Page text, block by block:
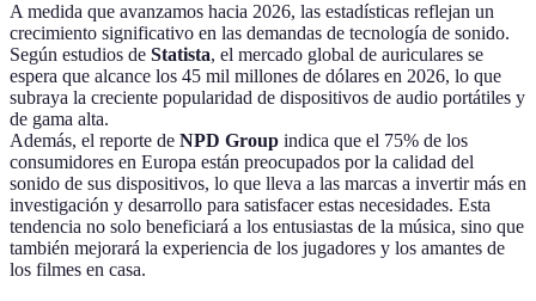
A medida que avanzamos hacia 2026, las estadísticas reflejan un
crecimiento significativo en las demandas de tecnología de sonido.
Según estudios de Statista, el mercado global de auriculares se
espera que alcance los 45 mil millones de dólares en 2026, lo que
subraya la creciente popularidad de dispositivos de audio portátiles y
de gama alta.
Además, el reporte de NPD Group indica que el 75% de los
consumidores en Europa están preocupados por la calidad del
sonido de sus dispositivos, lo que lleva a las marcas a invertir más en
investigación y desarrollo para satisfacer estas necesidades. Esta
tendencia no solo beneficiará a los entusiastas de la música, sino que
también mejorará la experiencia de los jugadores y los amantes de
los filmes en casa.